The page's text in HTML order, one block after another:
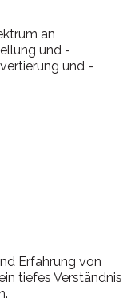
an
und -
und -
Erfahrung von
tiefes Verständnis